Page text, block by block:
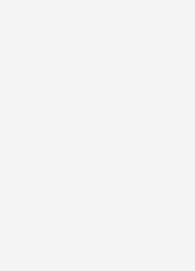
[Fotografía]. En https://
experiencia que